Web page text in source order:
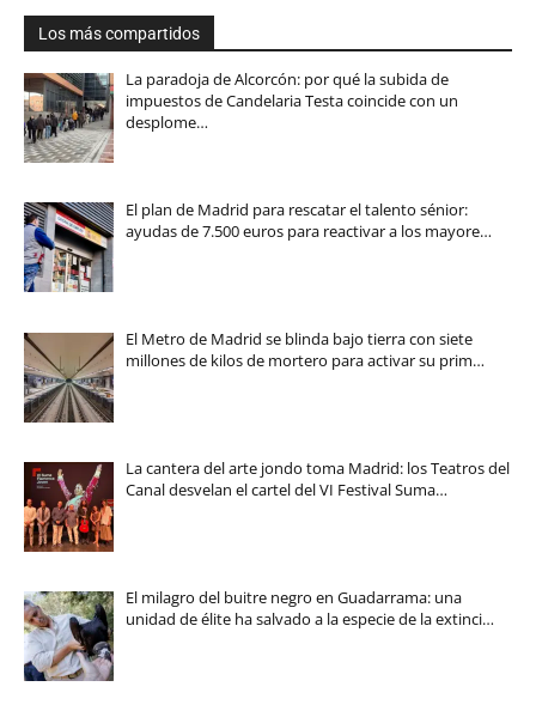
Los más compartidos
La paradoja de Alcorcón: por qué la subida de
impuestos de Candelaria Testa coincide con un
desplome…
El plan de Madrid para rescatar el talento sénior:
ayudas de 7.500 euros para reactivar a los mayore…
El Metro de Madrid se blinda bajo tierra con siete
millones de kilos de mortero para activar su prim…
La cantera del arte jondo toma Madrid: los Teatros del
Canal desvelan el cartel del VI Festival Suma…
El milagro del buitre negro en Guadarrama: una
unidad de élite ha salvado a la especie de la extinci…